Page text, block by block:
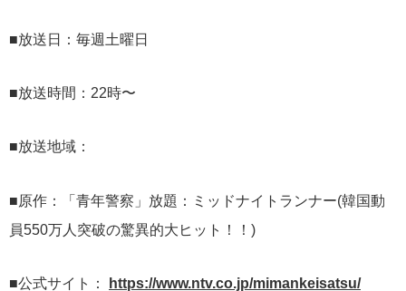
■放送日：毎週土曜日
■放送時間：22時〜
■放送地域：
■原作：「青年警察」放題：ミッドナイトランナー(韓国動
員550万人突破の驚異的大ヒット！！)
■公式サイト： https://www.ntv.co.jp/mimankeisatsu/